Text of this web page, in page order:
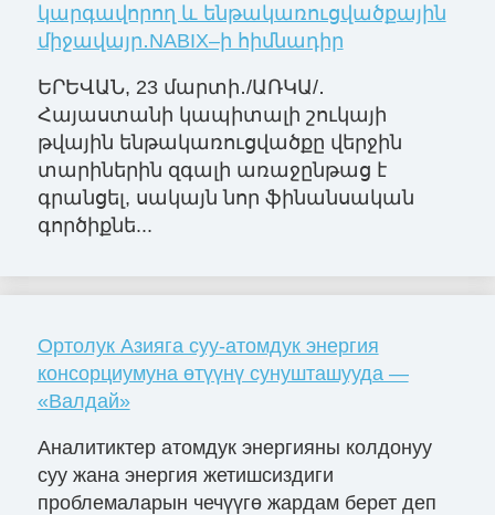
կարգավորող և ենթակառուցվածքային
միջավայր․NABIX–ի հիմնադիր
ԵՐԵՎԱՆ, 23 մարտի․/ԱՌԿԱ/․
Հայաստանի կապիտալի շուկայի
թվային ենթակառուցվածքը վերջին
տարիներին զգալի առաջընթաց է
գրանցել, սակայն նոր ֆինանսական
գործիքնե...
Ортолук Азияга суу-атомдук энергия
консорциумуна өтүүнү сунушташууда —
«Валдай»
Аналитиктер атомдук энергияны колдонуу
суу жана энергия жетишсиздиги
проблемаларын чечүүгө жардам берет деп